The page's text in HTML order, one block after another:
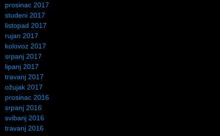
prosinac 2017
studeni 2017
listopad 2017
rujan 2017
kolovoz 2017
srpanj 2017
lipanj 2017
travanj 2017
ožujak 2017
prosinac 2016
srpanj 2016
svibanj 2016
travanj 2016